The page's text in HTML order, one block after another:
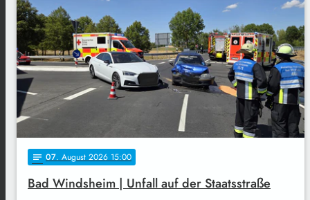
notes 07. August 2026 15:00
Bad Windsheim | Unfall auf der Staatsstraße